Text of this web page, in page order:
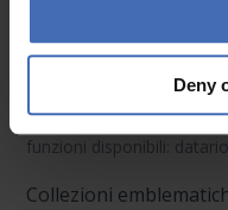
Deny
cassa in acciaio
caucciù, gli orologi
comfort. Molti modelli
alimentati damovimenti
funzioni disponibili: datario
Collezioni